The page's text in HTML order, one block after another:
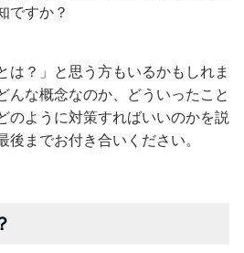
ですか？
は？」と思う方もいるかもしれま
んな概念なのか、どういったこと
のように対策すればいいのかを説
までお付き合いください。